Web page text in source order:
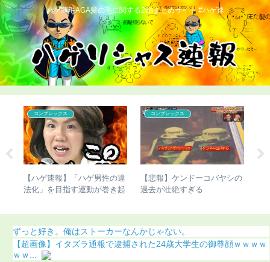
ハゲ薄毛AGA髪の毛に関する2chまとめサイト #ハゲ速
コンプレックス
【ハゲ速報】「ハゲ男性の違
法化」を目指す運動が巻き起
コンプレックス
【悲報】ケンドーコバヤシの
過去が壮絶すぎる
ずっと好き。俺はストーカーなんかじゃない。
【超画像】イタズラ通報で逮捕された24歳大学生の御尊顔ｗｗｗｗ
ｗｗ...